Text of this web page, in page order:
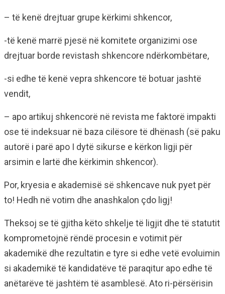
– të kenë drejtuar grupe kërkimi shkencor,
-të kenë marrë pjesë në komitete organizimi ose
drejtuar borde revistash shkencore ndërkombëtare,
-si edhe të kenë vepra shkencore të botuar jashtë
vendit,
– apo artikuj shkencorë në revista me faktorë impakti
ose të indeksuar në baza cilësore të dhënash (së paku
autorë i parë apo I dytë sikurse e kërkon ligji për
arsimin e lartë dhe kërkimin shkencor).
Por, kryesia e akademisë së shkencave nuk pyet për
to! Hedh në votim dhe anashkalon çdo ligj!
Theksoj se të gjitha këto shkelje të ligjit dhe të statutit
komprometojnë rëndë procesin e votimit për
akademikë dhe rezultatin e tyre si edhe vetë evoluimin
si akademikë të kandidatëve të paraqitur apo edhe të
anëtarëve të jashtëm të asamblesë. Ato ri-përsërisin